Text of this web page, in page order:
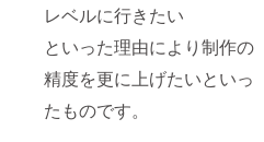
レベルに行きたい
といった理由により制作の
精度を更に上げたいといっ
たものです。